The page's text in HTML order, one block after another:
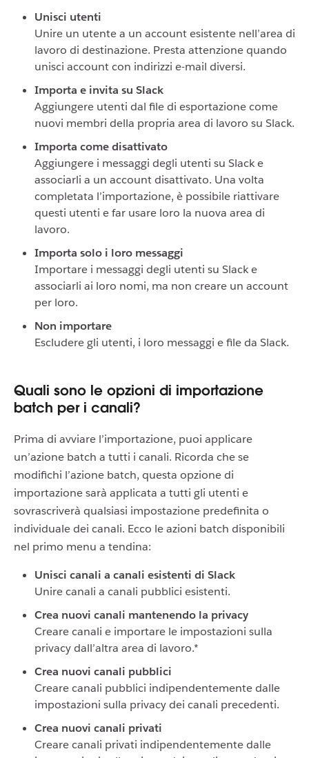
Unisci utenti
Unire un utente a un account esistente nell’area di
lavoro di destinazione. Presta attenzione quando
unisci account con indirizzi e-mail diversi.
Importa e invita su Slack
Aggiungere utenti dal file di esportazione come
nuovi membri della propria area di lavoro su Slack.
Importa come disattivato
Aggiungere i messaggi degli utenti su Slack e
associarli a un account disattivato. Una volta
completata l’importazione, è possibile riattivare
questi utenti e far usare loro la nuova area di
lavoro.
Importa solo i loro messaggi
Importare i messaggi degli utenti su Slack e
associarli ai loro nomi, ma non creare un account
per loro.
Non importare
Escludere gli utenti, i loro messaggi e file da Slack.
Quali sono le opzioni di importazione
batch per i canali?
Prima di avviare l’importazione, puoi applicare
un’azione batch a tutti i canali. Ricorda che se
modifichi l’azione batch, questa opzione di
importazione sarà applicata a tutti gli utenti e
sovrascriverà qualsiasi impostazione predefinita o
individuale dei canali. Ecco le azioni batch disponibili
nel primo menu a tendina:
Unisci canali a canali esistenti di Slack
Unire canali a canali pubblici esistenti.
Crea nuovi canali mantenendo la privacy
Creare canali e importare le impostazioni sulla
privacy dall’altra area di lavoro.*
Crea nuovi canali pubblici
Creare canali pubblici indipendentemente dalle
impostazioni sulla privacy dei canali precedenti.
Crea nuovi canali privati
Creare canali privati indipendentemente dalle